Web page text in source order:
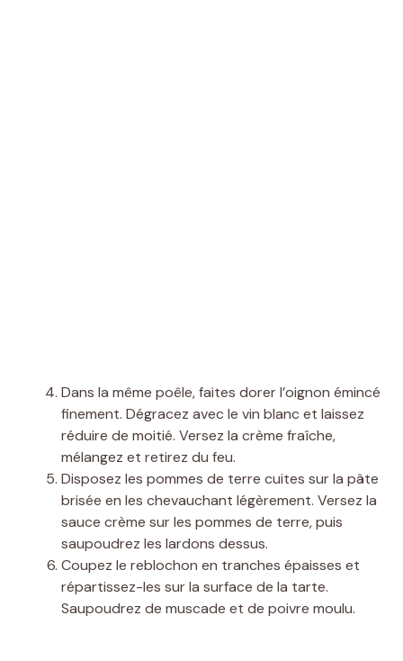
Dans la même poêle, faites dorer l’oignon émincé
finement. Dégracez avec le vin blanc et laissez
réduire de moitié. Versez la crème fraîche,
mélangez et retirez du feu.
Disposez les pommes de terre cuites sur la pâte
brisée en les chevauchant légèrement. Versez la
sauce crème sur les pommes de terre, puis
saupoudrez les lardons dessus.
Coupez le reblochon en tranches épaisses et
répartissez-les sur la surface de la tarte.
Saupoudrez de muscade et de poivre moulu.